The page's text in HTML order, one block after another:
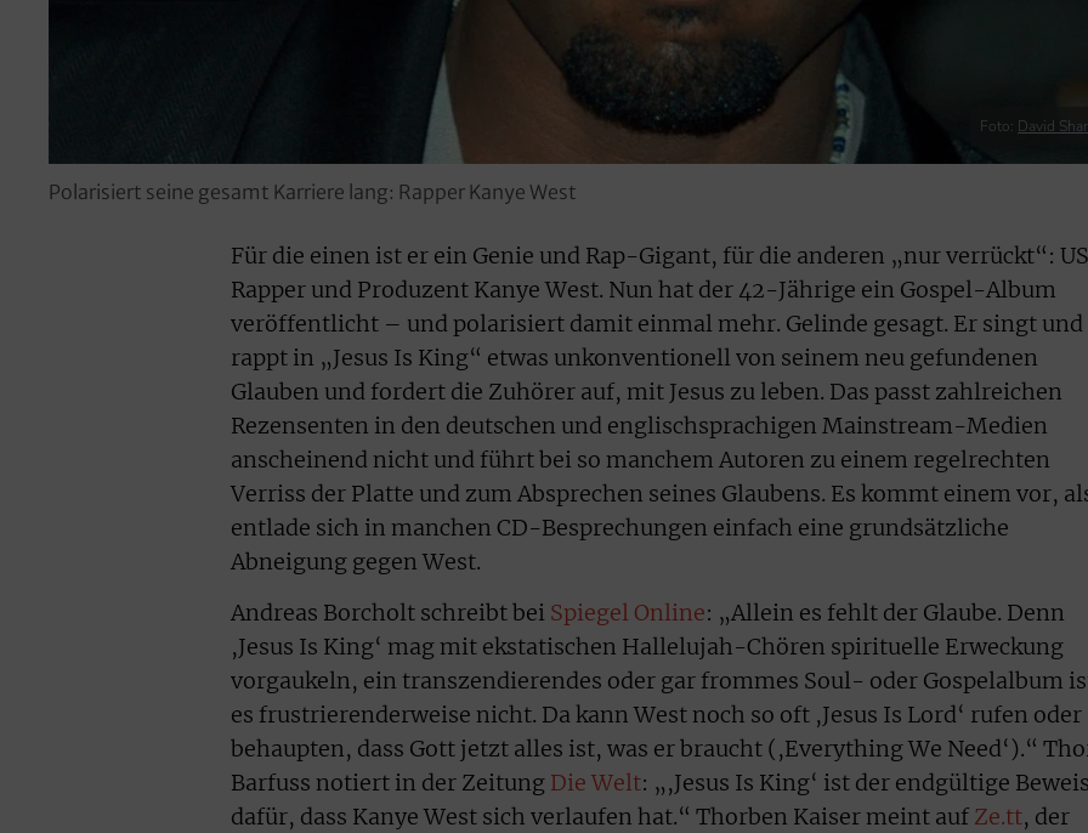
Foto: David
Polarisiert seine gesamt Karriere lang: Rapper Kanye West
Für die einen ist er ein Genie und Rap-Gigant, für die anderen „nur verrückt“:
Rapper und Produzent Kanye West. Nun hat der 42-Jährige ein Gospel-Album
veröffentlicht – und polarisiert damit einmal mehr. Gelinde gesagt. Er singt und
rappt in „Jesus Is King“ etwas unkonventionell von seinem neu gefundenen
Glauben und fordert die Zuhörer auf, mit Jesus zu leben. Das passt zahlreichen
Rezensenten in den deutschen und englischsprachigen Mainstream-Medien
anscheinend nicht und führt bei so manchem Autoren zu einem regelrechten
Verriss der Platte und zum Absprechen seines Glaubens. Es kommt einem vor,
entlade sich in manchen CD-Besprechungen einfach eine grundsätzliche
Abneigung gegen West.
Andreas Borcholt schreibt bei Spiegel Online: „Allein es fehlt der Glaube. Denn
,Jesus Is King‘ mag mit ekstatischen Hallelujah-Chören spirituelle Erweckung
vorgaukeln, ein transzendierendes oder gar frommes Soul- oder Gospelalbum
es frustrierenderweise nicht. Da kann West noch so oft ,Jesus Is Lord‘ rufen oder
behaupten, dass Gott jetzt alles ist, was er braucht (,Everything We Need‘).“
Barfuss notiert in der Zeitung Die Welt: „,Jesus Is King‘ ist der endgültige Beweis
dafür, dass Kanye West sich verlaufen hat.“ Thorben Kaiser meint auf Ze.tt, der